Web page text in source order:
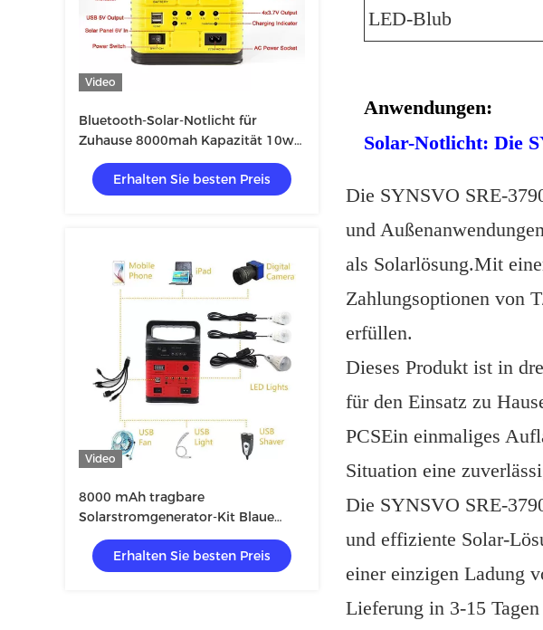
Video
Bluetooth-Solar-Notlicht für
Zuhause 8000mah Kapazität 10w
Erhalten Sie besten Preis
Video
8000 mAh tragbare
Solarstromgenerator-Kit Blaue
Solaranlagen mit 10w 6v-
Solarpanel
Erhalten Sie besten Preis
LED-Blub
Anwendungen:
Solar-Notlicht: Die
Die SYNSVO SRE-
und
als Solarlösung.Mit
Zahlungsoptionen von
erfüllen.
Dieses Produkt ist in
für den Einsatz zu
PCSEin einmaliges
Situation eine
Die SYNSVO SRE-
und effiziente Solar-
einer einzigen Ladung
Lieferung in 3-15